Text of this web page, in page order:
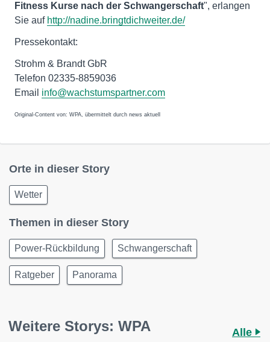
Fitness Kurse nach der Schwangerschaft", erlangen
Sie auf http://nadine.bringtdichweiter.de/
Pressekontakt:
Strohm & Brandt GbR
Telefon 02335-8859036
Email info@wachstumspartner.com
Original-Content von: WPA, übermittelt durch news aktuell
Orte in dieser Story
Wetter
Themen in dieser Story
Power-Rückbildung Schwangerschaft
Ratgeber Panorama
Weitere Storys: WPA Alle